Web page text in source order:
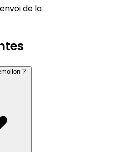
de la
?